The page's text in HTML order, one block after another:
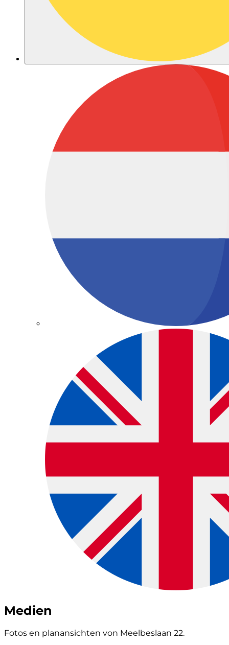
Medien
Fotos en planansichten von Meelbeslaan 22.